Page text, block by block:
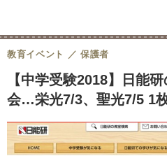
【中学受験2018】日能
会…栄光7/3、聖光7/5 1
教育イベント 保護者